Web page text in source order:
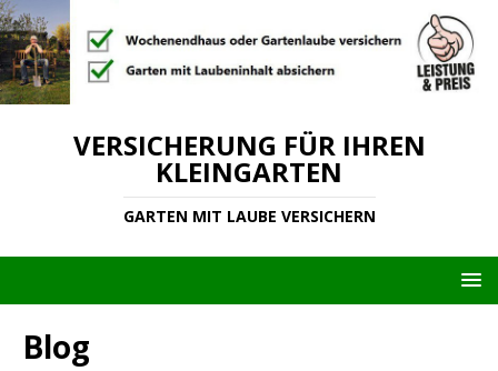
VERSICHERUNG FÜR IHREN
KLEINGARTEN
GARTEN MIT LAUBE VERSICHERN
Blog